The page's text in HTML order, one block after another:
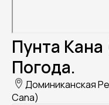
Пунта
Погода.
Доминиканская
Cana)